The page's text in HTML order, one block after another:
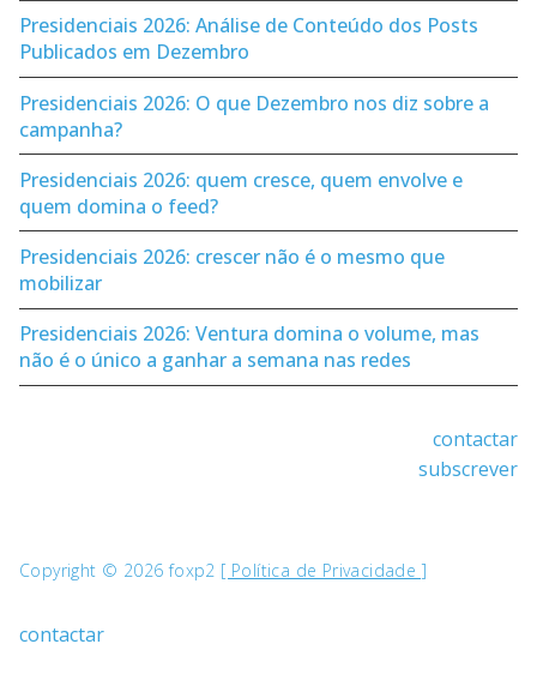
Presidenciais 2026: Análise de Conteúdo dos Posts
Publicados em Dezembro
Presidenciais 2026: O que Dezembro nos diz sobre a
campanha?
Presidenciais 2026: quem cresce, quem envolve e
quem domina o feed?
Presidenciais 2026: crescer não é o mesmo que
mobilizar
Presidenciais 2026: Ventura domina o volume, mas
não é o único a ganhar a semana nas redes
contactar
subscrever
Copyright © 2026 foxp2 [ Política de Privacidade ]
contactar